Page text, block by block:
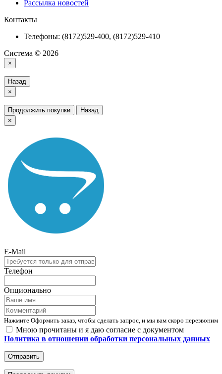
Рассылка новостей
Контакты
Телефоны: (8172)529-400, (8172)529-410
Система © 2026
×
Назад
×
Продолжить покупки
Назад
×
E-Mail
Телефон
Опционально
Нажмите Оформить заказ, чтобы сделать запрос, и мы вам скоро перезвоним
Мною прочитаны и я даю согласие с документом
Политика в отношении обработки персональных данных
Отправить